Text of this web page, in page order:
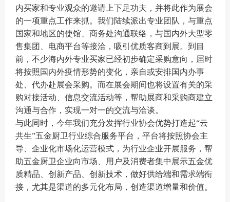
内买家和专业观众的邀请上下足功夫，并将此作为展会
的一项重点工作来抓。我们陆续派出专业团队，与重点
国家和地区的使馆、商务处沟通联络，与国内外大型零
售集团、电商平台等接洽，吸引优质客商到展。到目
前，不少海内外专业买家已经初步确定采购意向，届时
将按照国内外疫情形势的变化，亲自或安排国内办事
处、代办赴展会采购。而在展会期间也将设置有关的采
购对接活动、信息交流活动等，帮助展商和采购商建立
沟通与合作，实现一对一的交流与洽谈。
与此同时，今年我们充分发挥行业协会优势打造起“云
共生”五金厨卫行业综合服务平台，平台将按照协会主
导、企业化市场化运营模式，为行业企业开展服务，帮
助五金厨卫企业向市场、用户及消费者集中展示五金优
质精品、创新产品、创新技术，做好供给端和需求端衔
接，尤其是渠道的多元化布局，创造渠道增量和价值。